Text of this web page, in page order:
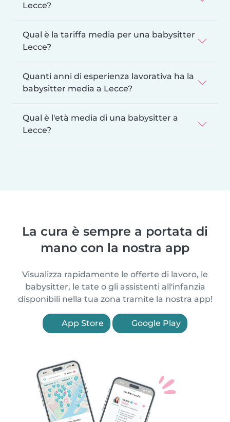
Lecce?
Qual è la tariffa media per una babysitter
Lecce?
Quanti anni di esperienza lavorativa ha la
babysitter media a Lecce?
Qual è l'età media di una babysitter a
Lecce?
La cura è sempre a portata di
mano con la nostra app
Visualizza rapidamente le offerte di lavoro, le
babysitter, le tate o gli assistenti all'infanzia
disponibili nella tua zona tramite la nostra app!
App Store Google Play